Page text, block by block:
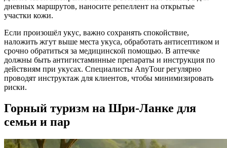
дневных маршрутов, наносите репеллент на открытые
участки кожи.
Если произошёл укус, важно сохранять спокойствие,
наложить жгут выше места укуса, обработать антисептиком и
срочно обратиться за медицинской помощью. В аптечке
должны быть антигистаминные препараты и инструкция по
действиям при укусах. Специалисты AnyTour регулярно
проводят инструктаж для клиентов, чтобы минимизировать
риски.
Горный туризм на Шри-Ланке для
семьи и пар